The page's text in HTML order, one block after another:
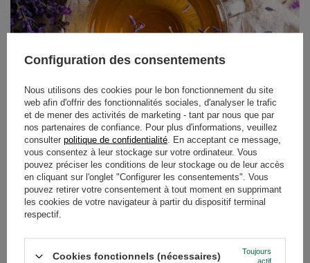
Un moyen naturel de se détendre ? La lavande !
Propriétés et utilisations
De délicates teintes violettes, un parfum subtil et toute
une série de propriétés remarquables : depuis des
siècles, la lavande est associée à la relaxation, au calme
et aux soins naturels du corps et de l'esprit. Bien que
nous la trouvions le plus souvent dans des sachets
parfumés et des produits cosmétiques, elle fait de plus
Configuration des consentements
Nous utilisons des cookies pour le bon fonctionnement du site
web afin d'offrir des fonctionnalités sociales, d'analyser le trafic
et de mener des activités de marketing - tant par nous que par
nos partenaires de confiance. Pour plus d'informations, veuillez
consulter politique de confidentialité . En acceptant ce message,
vous consentez à leur stockage sur votre ordinateur. Vous
pouvez préciser les conditions de leur stockage ou de leur accès
en cliquant sur l'onglet "Configurer les consentements". Vous
pouvez retirer votre consentement à tout moment en supprimant
les cookies de votre navigateur à partir du dispositif terminal
respectif.
Cookies fonctionnels (nécessaires)
Toujours
actif